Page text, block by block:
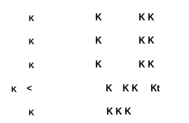
K K K K
K K K K
K K K K
K < K K K Kt
K K K K